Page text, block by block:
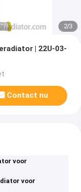
2/3
| 22U-03-
Contact nu
voor
voor